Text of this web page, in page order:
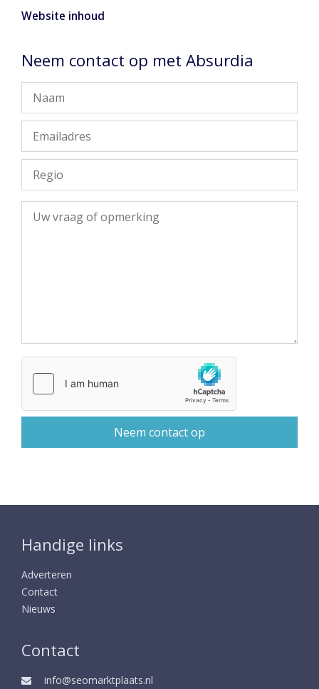
Website inhoud
Neem contact op met Absurdia
Handige links
Adverteren
Contact
Nieuws
Contact
info@seomarktplaats.nl